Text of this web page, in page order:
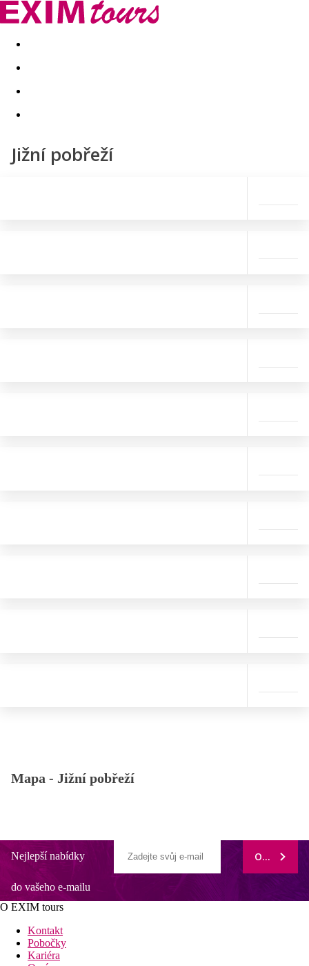
Akční nabídky Last minute
Jižní pobřeží
Mapa - Jižní pobřeží
Nejlepší nabídky
do vašeho e-mailu
ODEBÍRAT
O EXIM tours
Kontakt
Pobočky
Kariéra